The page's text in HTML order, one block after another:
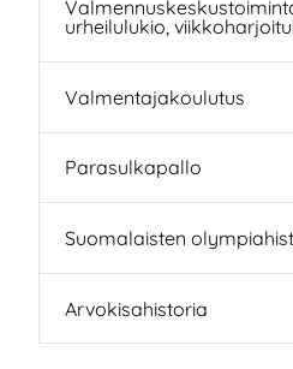
urheilulukio,
Valmentajakoulutus
Parasulkapallo
Suomalaisten
Arvokisahistoria